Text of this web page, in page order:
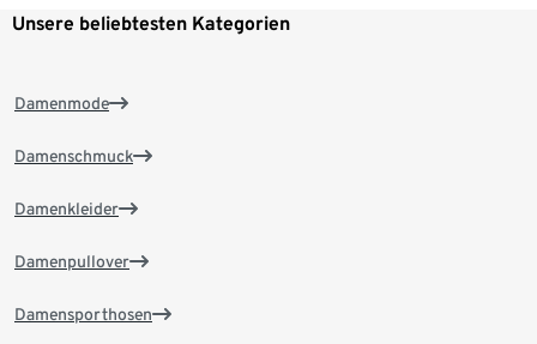
Unsere beliebtesten Kategorien
Damenmode
Damenschmuck
Damenkleider
Damenpullover
Damensporthosen